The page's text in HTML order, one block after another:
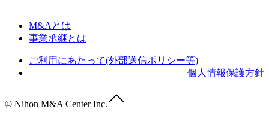
M&Aとは
事業承継とは
ご利用にあたって(外部送信ポリシー等)
個人情報保護方針
© Nihon M&A Center Inc.